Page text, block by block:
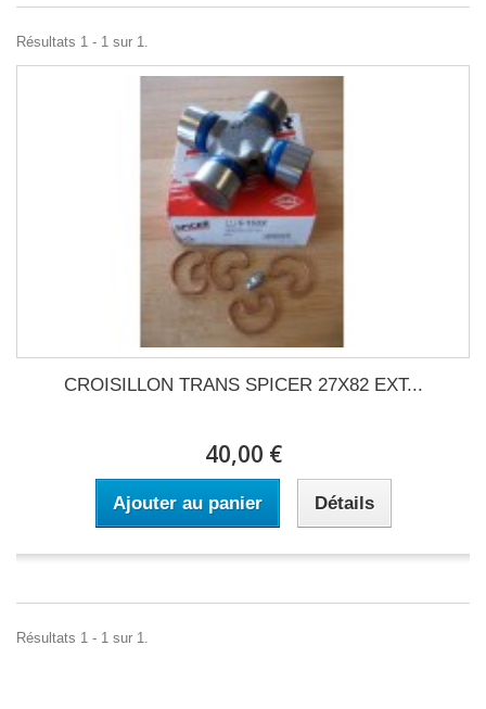
Résultats 1 - 1 sur 1.
CROISILLON TRANS SPICER 27X82 EXT...
40,00 €
Ajouter au panier Détails
Résultats 1 - 1 sur 1.